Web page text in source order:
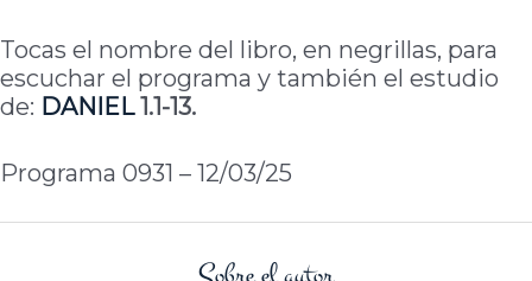
Tocas el nombre del libro, en negrillas, para
escuchar el programa y también el estudio
de: DANIEL1.1-13.
Programa 0931 – 12/03/25